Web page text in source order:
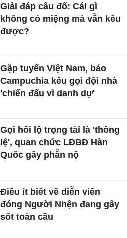
Giải đáp câu đố: Cái gì
không có miệng mà vẫn kêu
được?
Gặp tuyển Việt Nam, báo
Campuchia kêu gọi đội nhà
'chiến đấu vì danh dự'
Gọi hối lộ trọng tài là 'thông
lệ', quan chức LĐBĐ Hàn
Quốc gây phẫn nộ
Điều ít biết về diễn viên
đóng Người Nhện đang gây
sốt toàn cầu